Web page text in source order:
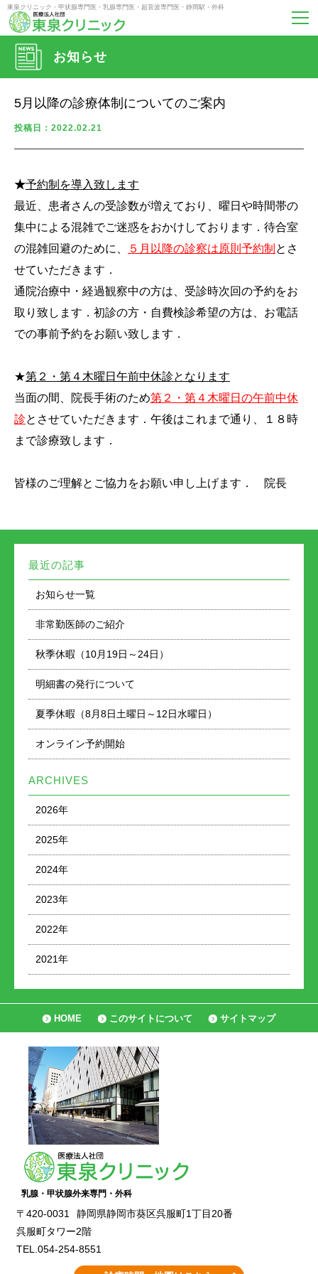
東泉クリニック・甲状腺専門医・乳腺専門医・超音波専門医・静岡駅・外科
お知らせ
5月以降の診療体制についてのご案内
投稿日：2022.02.21
★予約制を導入致します
最近、患者さんの受診数が増えており、曜日や時間帯の
集中による混雑でご迷惑をおかけしております．待合室
の混雑回避のために、
５月以降の診察は原則 予約制 とさ
せていただきます．
通院治療中・経過観察中の方は、受診時次回の予約をお
取り致します．初診の方・自費検診希望の方は、お電話
での事前予約をお願い致します．
★第２・第４木曜日午前中休診となります
当面の間、院長手術のため第２・第４木曜日の午前中休
診とさせていただきます．午後はこれまで通り、１８時
まで診療致します．
皆様のご理解とご協力をお願い申し上げます． 院長
最近の記事
お知らせ一覧
非常勤医師のご紹介
秋季休暇（10月19日～24日）
明細書の発行について
夏季休暇（8月8日土曜日～12日水曜日）
オンライン予約開始
ARCHIVES
2026年
2025年
2024年
2023年
2022年
2021年
HOME このサイトについて サイトマップ
乳腺・甲状腺外来専門・外科
〒420-0031
静岡県静岡市葵区呉服町1丁目20番
呉服町タワー2階
TEL.054-254-8551